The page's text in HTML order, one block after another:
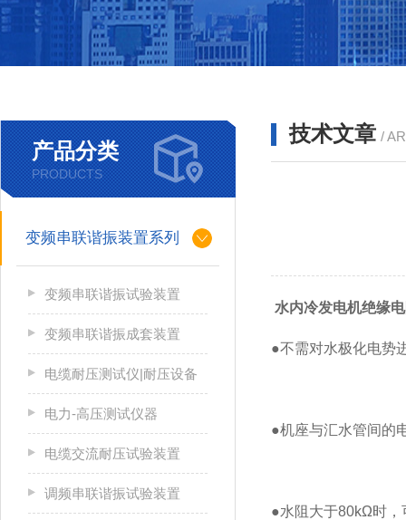
产品分类
PRODUCTS
变频串联谐振装置系列
变频串联谐振试验装置
变频串联谐振成套装置
电缆耐压测试仪|耐压设备
电力-高压测试仪器
电缆交流耐压试验装置
调频串联谐振试验装置
技术文章 /
水内冷发电机绝缘
●不需对水极化电势
●机座与汇水管间的
●水阻大于80kΩ时，